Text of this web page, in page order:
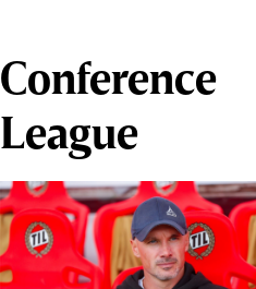
Conference
League